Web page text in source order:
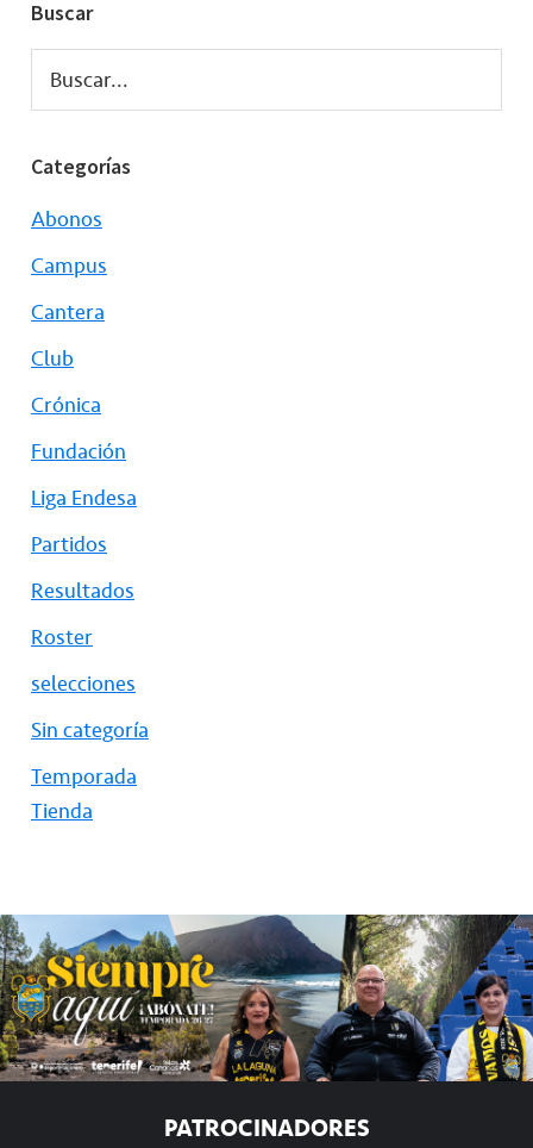
Buscar
Buscar...
Categorías
Abonos
Campus
Cantera
Club
Crónica
Fundación
Liga Endesa
Partidos
Resultados
Roster
selecciones
Sin categoría
Temporada
Tienda
PATROCINADORES